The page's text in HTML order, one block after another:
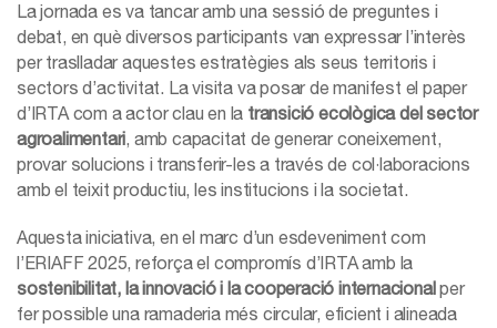
La jornada es va tancar amb una sessió de preguntes i
debat, en què diversos participants van expressar l’interès
per traslladar aquestes estratègies als seus territoris i
sectors d’activitat. La visita va posar de manifest el paper
d’IRTA com a actor clau en la transició ecològica del sector
agroalimentari, amb capacitat de generar coneixement,
provar solucions i transferir-les a través de col·laboracions
amb el teixit productiu, les institucions i la societat.
Aquesta iniciativa, en el marc d’un esdeveniment com
l’ERIAFF 2025, reforça el compromís d’IRTA amb la
sostenibilitat, la innovació i la cooperació internacionalper
fer possible una ramaderia més circular, eficient i alineada